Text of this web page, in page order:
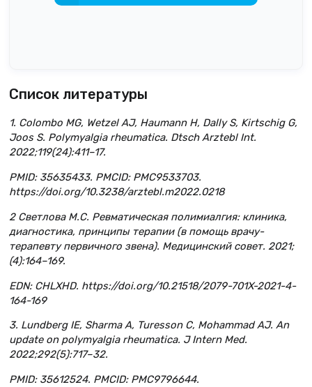
Список литературы
1. Colombo MG, Wetzel AJ, Haumann H, Dally S, Kirtschig G,
Joos S. Polymyalgia rheumatica. Dtsch Arztebl Int.
2022;119(24):411–17.
PMID: 35635433. PMCID: PMC9533703.
https://doi.org/10.3238/arztebl.m2022.0218
2 Светлова M.С. Ревматическая полимиалгия: клиника,
диагностика, принципы терапии (в помощь врачу-
терапевту первичного звена). Медицинский совет. 2021;
(4):164–169.
EDN: CHLXHD. https://doi.org/10.21518/2079-701X-2021-4-
164-169
3. Lundberg IE, Sharma A, Turesson C, Mohammad AJ. An
update on polymyalgia rheumatica. J Intern Med.
2022;292(5):717–32.
PMID: 35612524. PMCID: PMC9796644.